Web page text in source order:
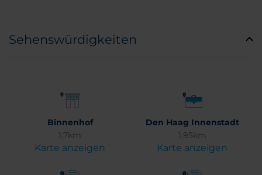
Sehenswürdigkeiten
Binnenhof
1.7km
Karte anzeigen
Den Haag Innenstadt
1.95km
Karte anzeigen